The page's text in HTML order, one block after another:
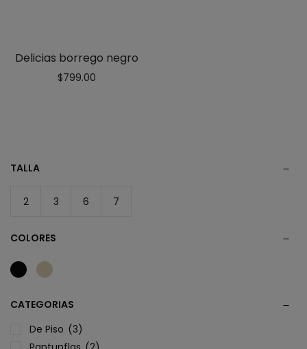
Delicias borrego negro
$799.00
TALLA
2 3 6 7
COLORES
CATEGORIAS
De Piso (3)